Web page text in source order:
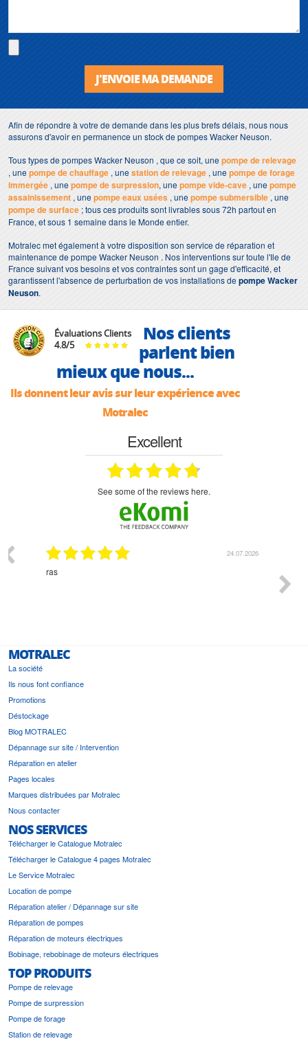
J'ENVOIE MA DEMANDE
Afin de répondre à votre de demande dans les plus brefs délais, nous nous
assurons d'avoir en permanence un stock de pompes Wacker Neuson.
Tous types de pompes Wacker Neuson , que ce soit, unepompe de relevage
, unepompe de chauffage , unestation de relevage , unepompe de forage
immergée , unepompe de surpression, unepompe vide-cave , unepompe
assainissement , unepompe eaux usées , unepompe submersible , une
pompe de surface ; tous ces produits sont livrables sous 72h partout en
France, et sous 1 semaine dans le Monde entier.
Motralec met également à votre disposition son service de réparation et
maintenance de pompe Wacker Neuson . Nos interventions sur toute l'Ile de
France suivant vos besoins et vos contraintes sont un gage d'efficacité, et
garantissent l'absence de perturbation de vos installations depompe Wacker
Neuson.
Évaluations Clients
4.8/5
Nos clients
parlent bien
mieux que nous...
Ils donnent leur avis sur leur expérience avec
Motralec
Excellent
see some of the reviews here.
24.07.2026
ras
MOTRALEC
La société
Ils nous font confiance
Promotions
Déstockage
Blog MOTRALEC
Dépannage sur site / Intervention
Réparation en atelier
Pages locales
Marques distribuées par Motralec
Nous contacter
NOS SERVICES
Télécharger le Catalogue Motralec
Télécharger le Catalogue 4 pages Motralec
Le Service Motralec
Location de pompe
Réparation atelier / Dépannage sur site
Réparation de pompes
Réparation de moteurs électriques
Bobinage, rebobinage de moteurs électriques
TOP PRODUITS
Pompe de relevage
Pompe de surpression
Pompe de forage
Station de relevage